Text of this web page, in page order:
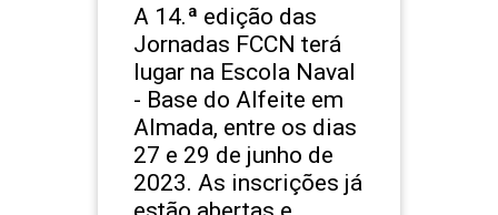
A 14.ª edição das
Jornadas FCCN terá
lugar na Escola Naval
- Base do Alfeite em
Almada, entre os dias
27 e 29 de junho de
2023. As inscrições já